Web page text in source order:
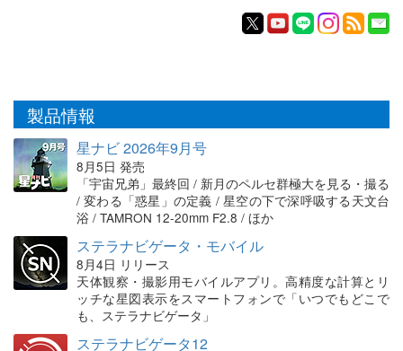
製品情報
星ナビ 2026年9月号
8月5日 発売
「宇宙兄弟」最終回 / 新月のペルセ群極大を見る・撮る
/ 変わる「惑星」の定義 / 星空の下で深呼吸する天文台
浴 / TAMRON 12-20mm F2.8 / ほか
ステラナビゲータ・モバイル
8月4日 リリース
天体観察・撮影用モバイルアプリ。高精度な計算とリ
ッチな星図表示をスマートフォンで「いつでもどこで
も、ステラナビゲータ」
ステラナビゲータ12